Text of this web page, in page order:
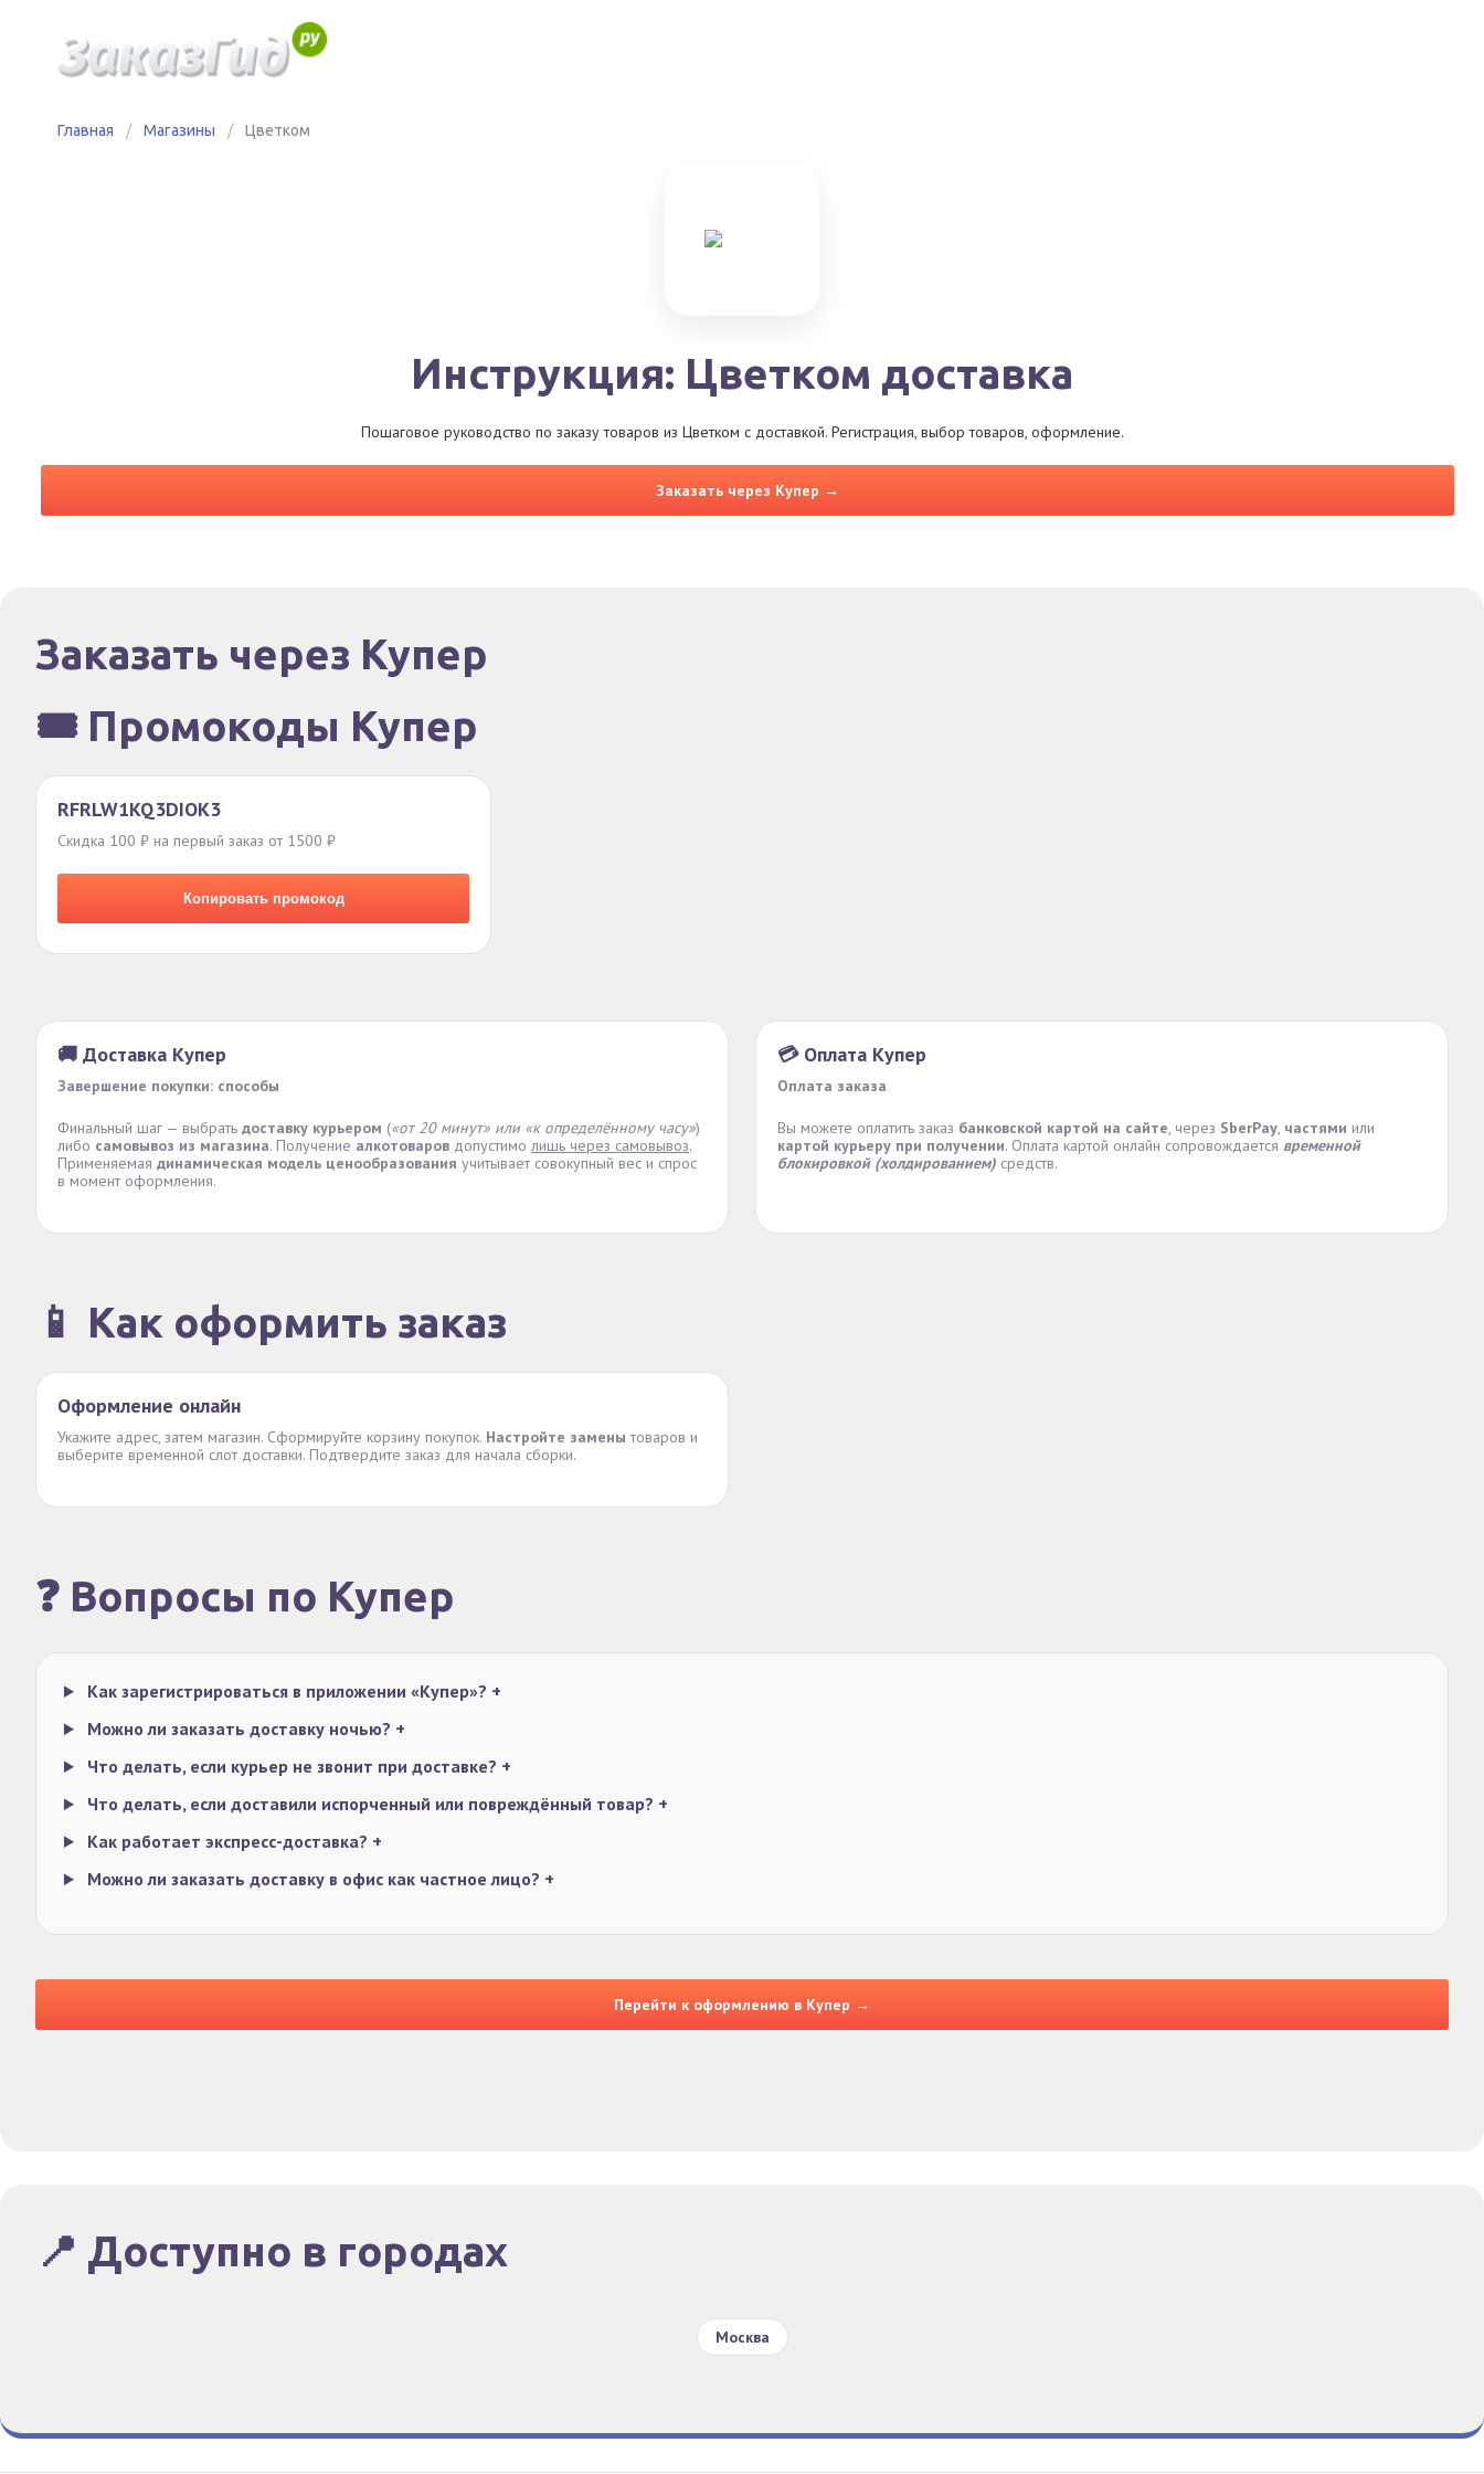
Главная / Магазины / Цветком
Инструкция: Цветком доставка
Пошаговое руководство по заказу товаров из Цветком с доставкой. Регистрация, выбор товаров, оформление.
Заказать через Купер →
Заказать через Купер
🎟️ Промокоды Купер
RFRLW1KQ3DIOK3
Скидка 100 ₽ на первый заказ от 1500 ₽
Копировать промокод
🚚 Доставка Купер
Завершение покупки: способы
Финальный шаг — выбрать доставку курьером («от 20 минут» или «к определённому часу»)
либо самовывоз из магазина. Получение алкотоваров допустимо лишь через самовывоз.
Применяемая динамическая модель ценообразования учитывает совокупный вес и спрос
в момент оформления.
💳 Оплата Купер
Оплата заказа
Вы можете оплатить заказ банковской картой на сайте, через SberPay, частями или
картой курьеру при получении. Оплата картой онлайн сопровождается временной
блокировкой (холдированием) средств.
📱 Как оформить заказ
Оформление онлайн
Укажите адрес, затем магазин. Сформируйте корзину покупок. Настройте замены товаров и
выберите временной слот доставки. Подтвердите заказ для начала сборки.
❓ Вопросы по Купер
Как зарегистрироваться в приложении «Купер»? +
Можно ли заказать доставку ночью? +
Что делать, если курьер не звонит при доставке? +
Что делать, если доставили испорченный или повреждённый товар? +
Как работает экспресс-доставка? +
Можно ли заказать доставку в офис как частное лицо? +
Перейти к оформлению в Купер →
📍 Доступно в городах
Москва